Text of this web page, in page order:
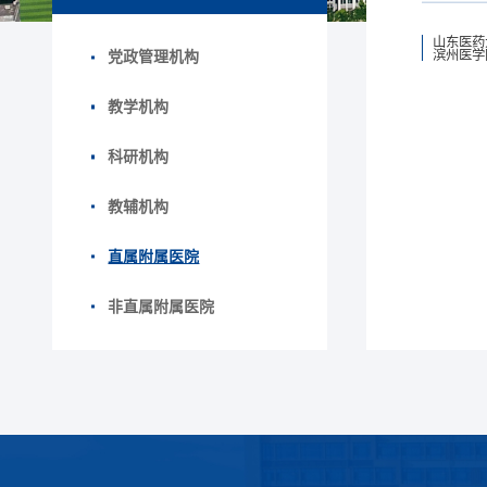
党政管理机构
教学机构
科研机构
教辅机构
直属附属医院
非直属附属医院
山东医
滨州医